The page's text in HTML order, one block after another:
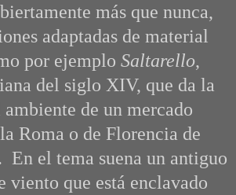
más que nunca,
adaptadas de material
por ejemplo Saltarello,
del siglo XIV, que da la
de un mercado
Roma o de Florencia de
En el tema suena un antiguo
viento que está enclavado